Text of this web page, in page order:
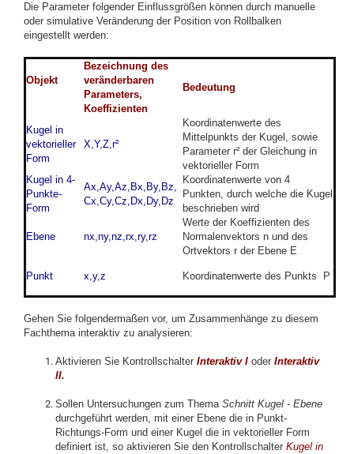
Die Parameter folgender Einflussgrößen können durch manuelle
oder simulative Veränderung der Position von Rollbalken
eingestellt werden:
Objekt
Bezeichnung des
veränderbaren
Parameters,
Koeffizienten
Bedeutung
Kugel in
vektorieller
Form
X,Y,Z,r²
Koordinatenwerte des
Mittelpunkts der Kugel, sowie
Parameter r² der Gleichung in
vektorieller Form
Kugel in 4-
Punkte-
Form
Ax,Ay,Az,Bx,By,Bz,
Cx,Cy,Cz,Dx,Dy,Dz
Koordinatenwerte von 4
Punkten, durch welche die Kugel
beschrieben wird
Ebene nx,ny,nz,rx,ry,rz
Werte der Koeffizienten des
Normalenvektors n und des
Ortvektors r der Ebene E
Punkt x,y,z Koordinatenwerte des Punkts P
Gehen Sie folgendermaßen vor, um Zusammenhänge zu diesem
Fachthema interaktiv zu analysieren:
Aktivieren Sie Kontrollschalter Interaktiv I oder Interaktiv
II.
Sollen Untersuchungen zum Thema Schnitt Kugel - Ebene
durchgeführt werden, mit einer Ebene die in Punkt-
Richtungs-Form und einer Kugel die in vektorieller Form
definiert ist, so aktivieren Sie den Kontrollschalter Kugel in